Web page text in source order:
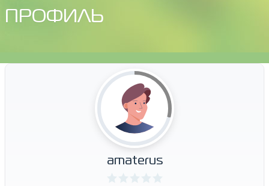
ПРОФИЛЬ
amaterus